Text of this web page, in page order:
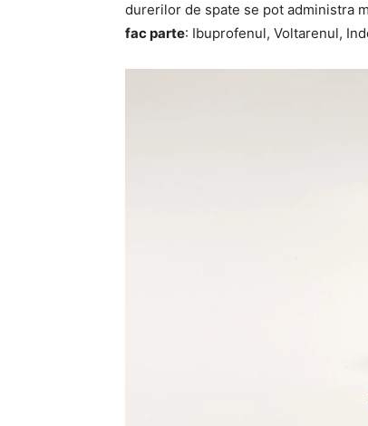
durerilor de spate se pot administra
fac parte: Ibuprofenul, Voltarenul,